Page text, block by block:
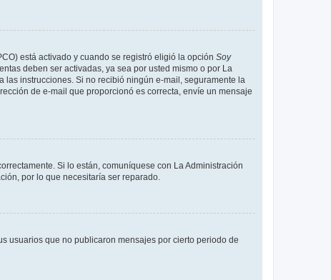
está activado y cuando se registró eligió la opción Soy
deben ser activadas, ya sea por usted mismo o por La
instrucciones. Si no recibió ningún e-mail, seguramente la
de e-mail que proporcionó es correcta, envíe un mensaje
Si lo están, comuníquese con La Administración
por lo que necesitaría ser reparado.
usuarios que no publicaron mensajes por cierto periodo de